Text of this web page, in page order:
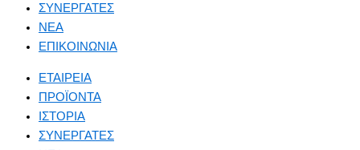
ΣΥΝΕΡΓΑΤΕΣ
NEA
ΕΠΙΚΟΙΝΩΝΙΑ
ΕΤΑΙΡΕΙΑ
ΠΡΟΪΟΝΤΑ
ΙΣΤΟΡΙΑ
ΣΥΝΕΡΓΑΤΕΣ